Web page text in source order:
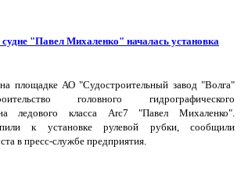
"Павел Михаленко" началась установка
площадке АО "Судостроительный завод "Волга"
головного гидрографического
ледового класса Arc7 "Павел Михаленко".
к установке рулевой рубки, сообщили
в пресс-службе предприятия.